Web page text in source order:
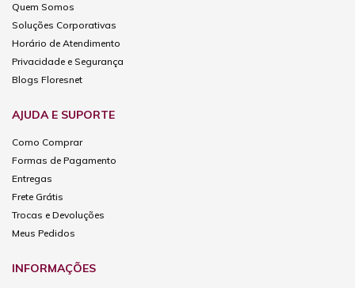
Quem Somos
Soluções Corporativas
Horário de Atendimento
Privacidade e Segurança
Blogs Floresnet
AJUDA E SUPORTE
Como Comprar
Formas de Pagamento
Entregas
Frete Grátis
Trocas e Devoluções
Meus Pedidos
INFORMAÇÕES